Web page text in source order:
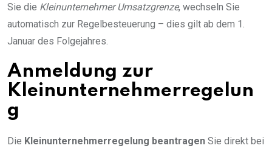
Sie die Kleinunternehmer Umsatzgrenze, wechseln Sie
automatisch zur Regelbesteuerung – dies gilt ab dem 1.
Januar des Folgejahres.
Anmeldung zur
Kleinunternehmerregelun
g
Die Kleinunternehmerregelung beantragen Sie direkt bei